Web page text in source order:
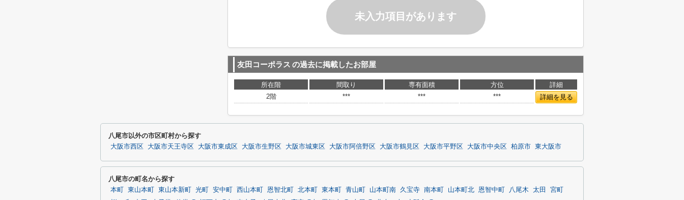
未入力項目があります
友田コーポラス の過去に掲載したお部屋
所在階 間取り 専有面積 方位
詳細
2階
*** *** *** 詳細を見る
八尾市以外の市区町村から探す
大阪市西区 大阪市天王寺区 大阪市東成区 大阪市生野区 大阪市城東区 大阪市阿倍野区 大阪市鶴見区 大阪市平野区 大阪市中央区 柏原市 東大阪市
八尾市の町名から探す
本町 東山本町 東山本新町 光町 安中町 西山本町 恩智北町 北本町 東本町 青山町 山本町南 久宝寺 南本町 山本町北 恩智中町 八尾木 太田
宮町